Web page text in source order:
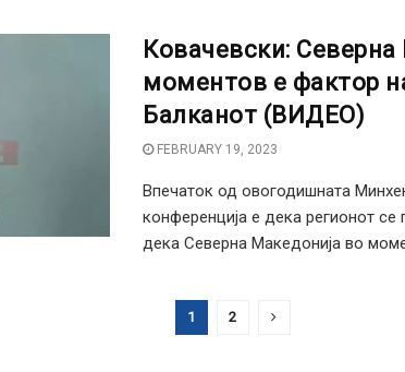
Ковачевски:
моментов е фактор
Балканот (ВИДЕО)
FEBRUARY 19, 2023
Впечаток од овогодишната
конференција е дека регионот се
дека Северна Македонија во
1 2